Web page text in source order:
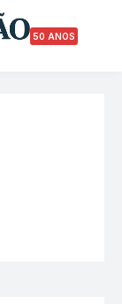
50 ANOS